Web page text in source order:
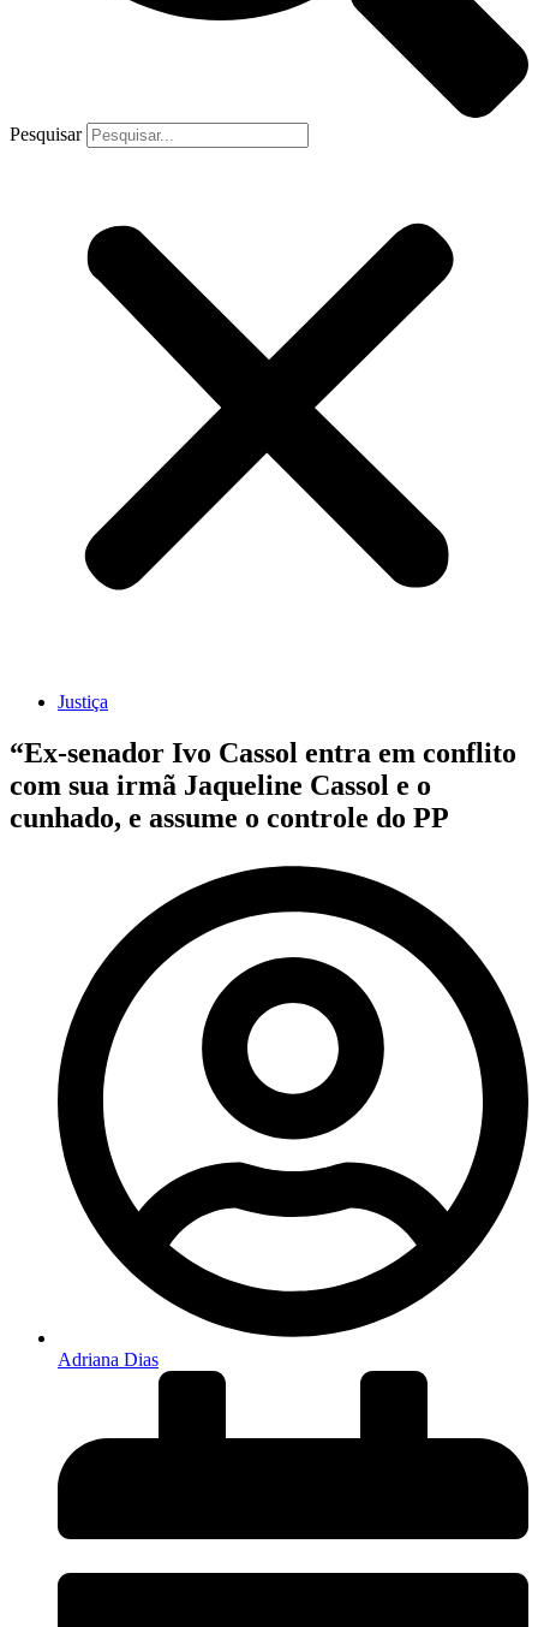
Pesquisar
Justiça
“Ex-senador Ivo Cassol entra em conflito
com sua irmã Jaqueline Cassol e o
cunhado, e assume o controle do PP
Adriana Dias